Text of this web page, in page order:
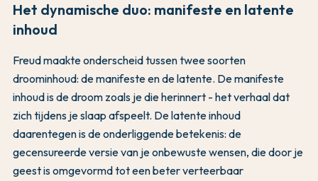
Het dynamische duo: manifeste en latente
inhoud
Freud maakte onderscheid tussen twee soorten
droominhoud: de manifeste en de latente. De manifeste
inhoud is de droom zoals je die herinnert - het verhaal dat
zich tijdens je slaap afspeelt. De latente inhoud
daarentegen is de onderliggende betekenis: de
gecensureerde versie van je onbewuste wensen, die door je
geest is omgevormd tot een beter verteerbaar